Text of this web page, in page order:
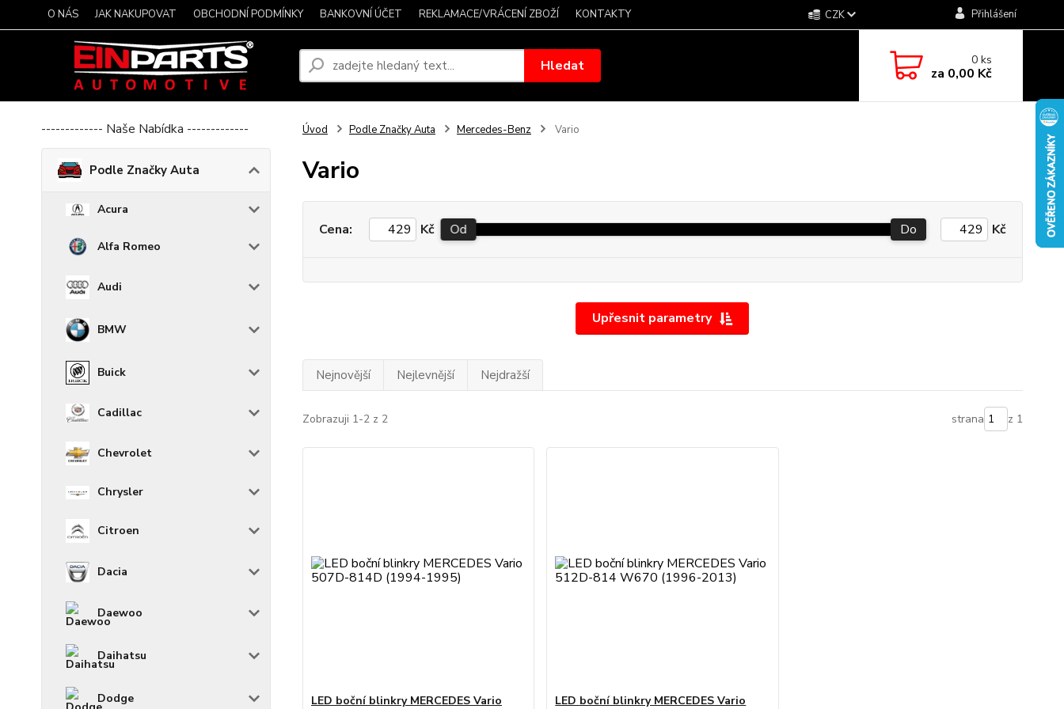
O NÁS JAK NAKUPOVAT OBCHODNÍ PODMÍNKY BANKOVNÍ ÚČET REKLAMACE/VRÁCENÍ ZBOŽÍ KONTAKTY CZK Přihlášení
Hledat 0ks
za 0,00 Kč
------------- Naše Nabídka -------------
Podle Značky Auta
Acura
Alfa Romeo
Audi
BMW
Buick
Cadillac
Chevrolet
Chrysler
Citroen
Dacia
Daewoo
Daihatsu
Dodge
Úvod Podle Značky Auta Mercedes-Benz Vario
Vario
Upřesnit parametry
Cena: Kč Od Do Kč
Nejnovější Nejlevnější Nejdražší
Zobrazuji 1-2 z 2 strana z 1
LED boční blinkry MERCEDES Vario LED boční blinkry MERCEDES Vario